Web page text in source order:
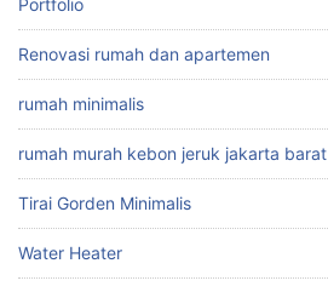
Renovasi rumah dan apartemen
rumah minimalis
rumah murah kebon jeruk jakarta barat
Tirai Gorden Minimalis
Water Heater